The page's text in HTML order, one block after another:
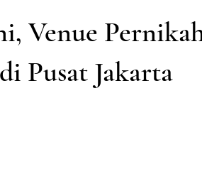
Venue
Pusat Jakarta